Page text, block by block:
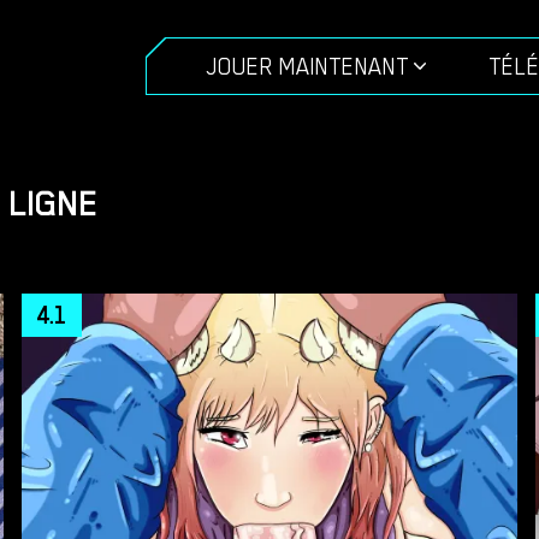
JOUER MAINTENANT
4.1